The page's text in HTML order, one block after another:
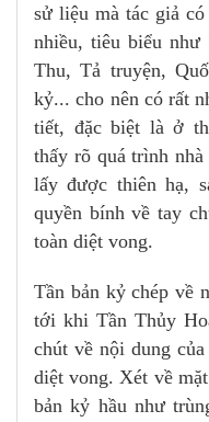
sử liệu mà tác giả
nhiều, tiêu biểu
Thu, Tả truyện,
kỷ... cho nên có rất
tiết, đặc biệt là ở
thấy rõ quá trình
lấy được thiên hạ,
quyền bính về tay
toàn diệt vong.
Tần bản kỷ chép về
tới khi Tần Thủy
chút về nội dung
diệt vong. Xét về
bản kỷ hầu như